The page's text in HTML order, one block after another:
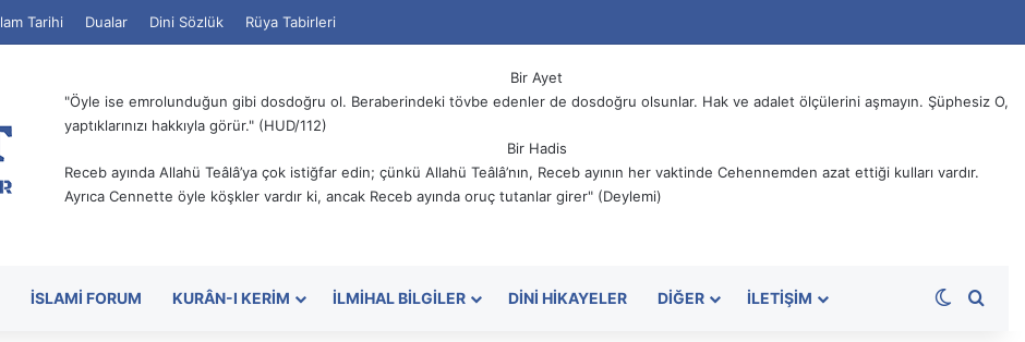
Tarihi Dualar Dini Sözlük Rüya Tabirleri
Bir Ayet
"Öyle ise emrolunduğun gibi dosdoğru ol. Beraberindeki tövbe edenler de dosdoğru olsunlar. Hak ve adalet ölçülerini aşmayın. Şüphesiz O,
yaptıklarınızı hakkıyla görür." (HUD/112)
Bir Hadis
Receb ayında Allahü Teâlâ’ya çok istiğfar edin; çünkü Allahü Teâlâ’nın, Receb ayının her vaktinde Cehennemden azat ettiği kulları vardır.
Ayrıca Cennette öyle köşkler vardır ki, ancak Receb ayında oruç tutanlar girer" (Deylemi)
İSLAMI FORUM KURÂN-I KERIM İLMIHAL BILGILER DINI HIKAYELER DIĞER İLETIŞIM Dış